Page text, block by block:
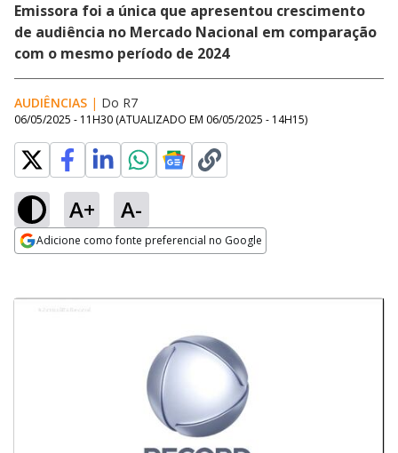
Emissora foi a única que apresentou crescimento
de audiência no Mercado Nacional em comparação
com o mesmo período de 2024
AUDIÊNCIAS | Do R7
06/05/2025 - 11H30 (ATUALIZADO EM 06/05/2025 - 14H15)
A+ A-
Adicione como fonte preferencial no Google